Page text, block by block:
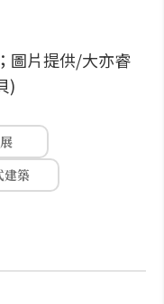
圖片提供/大亦睿
)
建築